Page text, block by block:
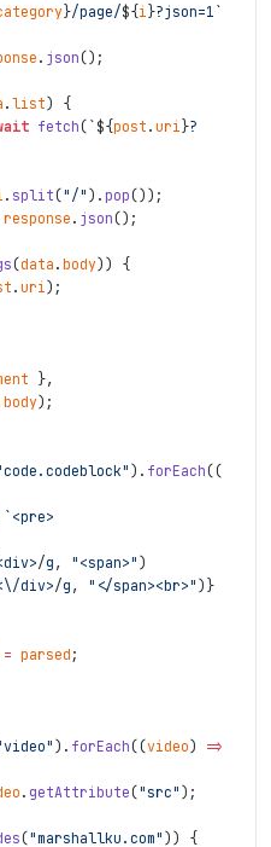
}/page/${i }?json=1`
. json() ;
. list)
{
fetch( ` ${post . uri }?
. split("/" ) . pop() ) ;
response . json() ;
(data . body) )
{
. uri ) ;
},
body) ;
) . forEach((
`<pre>
/g , "<span>" )
div>/g , "</span><br>" ) }
= parsed ;
) . forEach((video)
=>
. getAttribute("src" ) ;
("marshallku.com" ) )
{